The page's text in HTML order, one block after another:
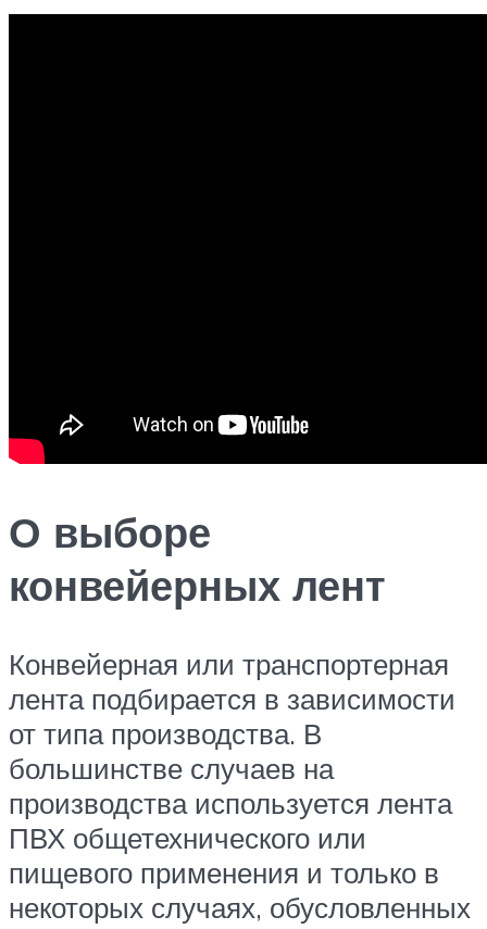
О выборе
конвейерных лент
Конвейерная или транспортерная
лента подбирается в зависимости
от типа производства. В
большинстве случаев на
производства используется лента
ПВХ общетехнического или
пищевого применения и только в
некоторых случаях, обусловленных